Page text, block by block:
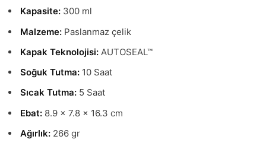
Kapasite:300 ml
Malzeme:Paslanmaz çelik
Kapak Teknolojisi:AUTOSEAL™
Soğuk Tutma:10 Saat
Sıcak Tutma:5 Saat
Ebat:8.9 x 7.8 x 16.3 cm
Ağırlık:266 gr